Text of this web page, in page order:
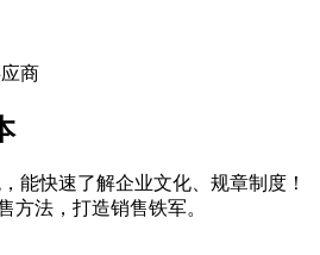
能快速了解企业文化、规章制度！
方法，打造销售铁军。